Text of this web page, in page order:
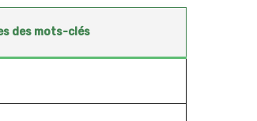
des mots-clés